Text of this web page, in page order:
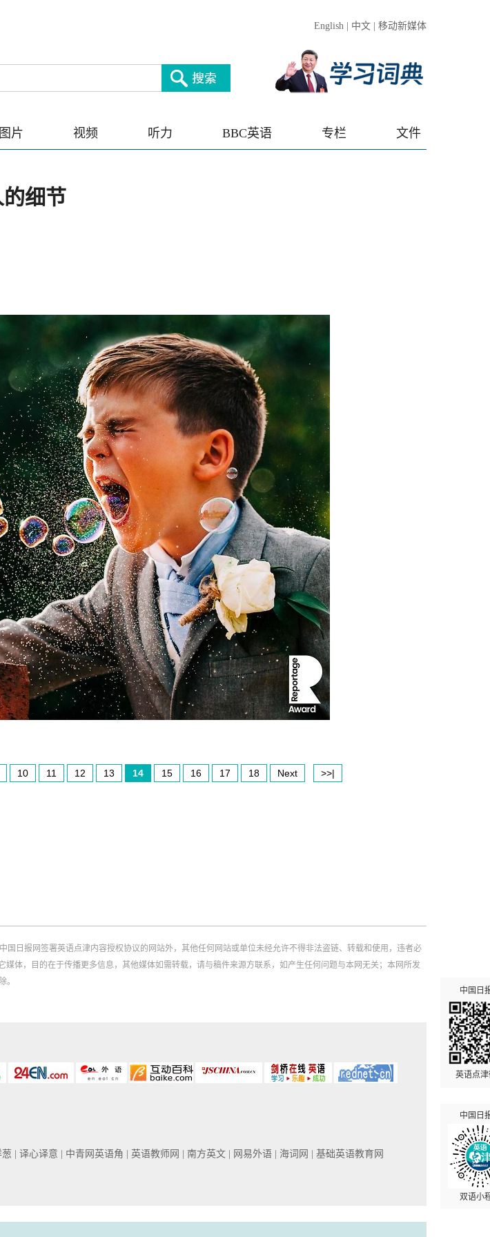
English 中文 移动新媒体
图片 视频 听力 BBC英语 专栏 文件
细节
10 11 12 13 14 15 16 17 18 Next >>|
日报网签署英语点津内容授权协议的网站外，其他任何网站或单位未经允许不得非法盗链、转载和使用，违者必
体，目的在于传播更多信息，其他媒体如需转载，请与稿件来源方联系，如产生任何问题与本网无关；本网所发
。
中国日
英语点
中国日
双语小
葱 | 译心译意 | 中青网英语角 | 英语教师网 | 南方英文 | 网易外语 | 海词网
| 基础英语教育网